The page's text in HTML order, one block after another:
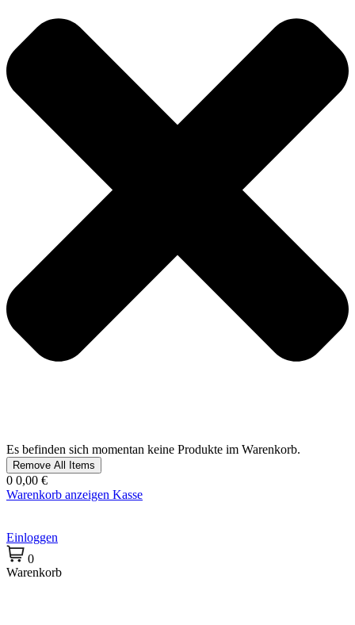
Es befinden sich momentan keine Produkte im Warenkorb.
Remove All Items
0 0,00 €
Warenkorb anzeigen Kasse
Einloggen
0
Warenkorb